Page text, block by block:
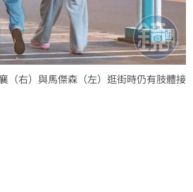
（右）與馬傑森（左）逛街時仍有肢體接